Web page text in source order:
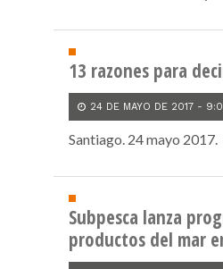
13 razones para
24 DE MAYO DE 2017 -
Santiago. 24 mayo 2017.
Subpesca lanza
productos del mar